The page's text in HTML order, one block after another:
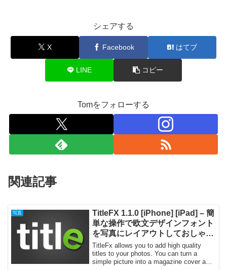
シェアする
X Facebook はてブ
LINE コピー
Tomをフォローする
関連記事
写真
TitleFX 1.1.0 [iPhone] [iPad] – 簡
単な操作で欧文デザインフォント
を写真にレイアウトしておしゃれ
に加工できる
TitleFx allows you to add high quality
titles to your photos. You can turn a
simple picture into a magazine cover and